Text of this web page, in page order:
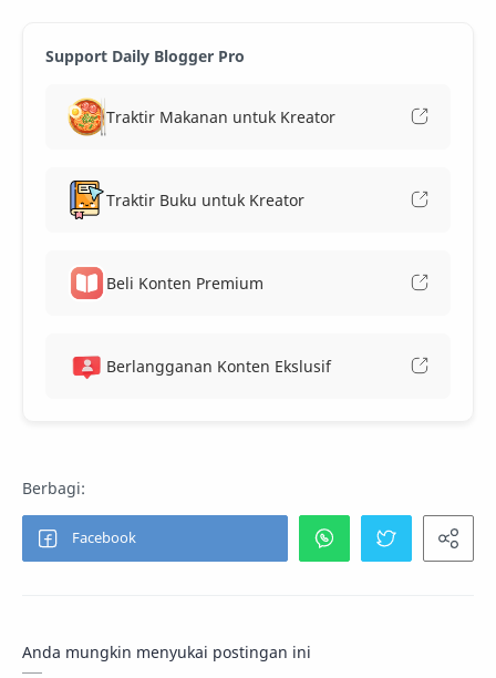
Support Daily Blogger Pro
Traktir Makanan untuk Kreator
Traktir Buku untuk Kreator
Beli Konten Premium
Berlangganan Konten Ekslusif
Anda mungkin menyukai postingan ini